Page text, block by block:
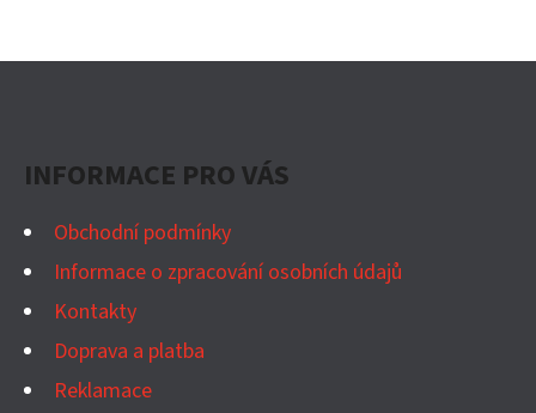
A
P
R
K
Y
Í
INFORMACE PRO VÁS
Obchodní podmínky
Informace o zpracování osobních údajů
Kontakty
Doprava a platba
Reklamace